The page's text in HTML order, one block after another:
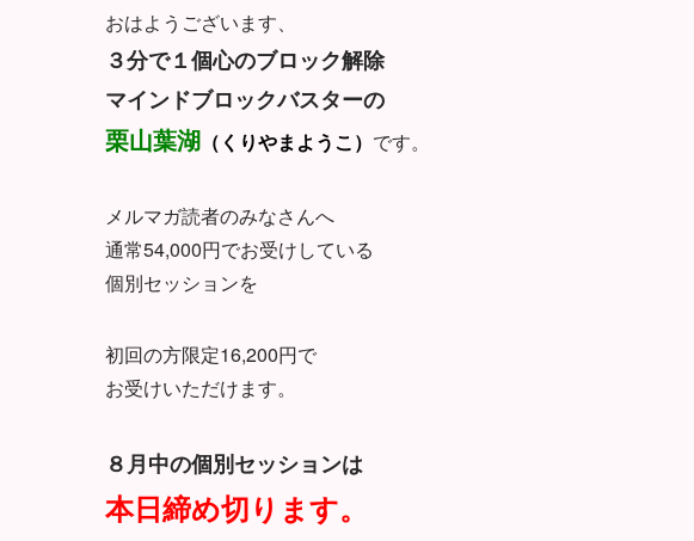
おはようございます、
３分で１個心のブロック解除
マインドブロックバスターの
栗山葉湖 （くりやまようこ） です。
メルマガ読者のみなさんへ
通常54,000円でお受けしている
個別セッションを
初回の方限定16,200円で
お受けいただけます。
８月中の個別セッションは
本日締め切ります。